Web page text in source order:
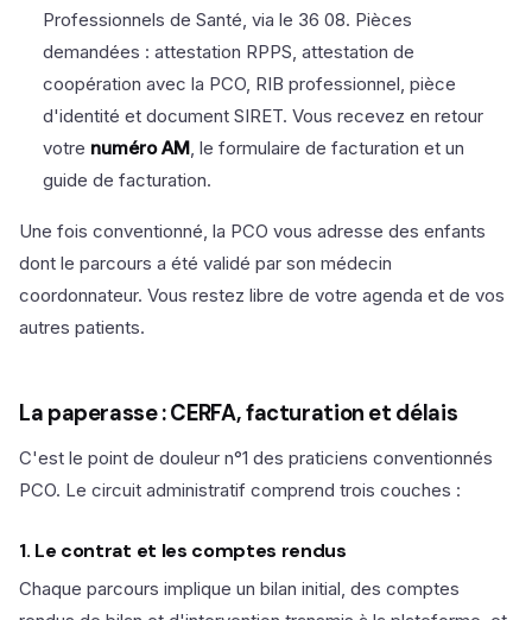
Professionnels de Santé, via le 36 08. Pièces
demandées : attestation RPPS, attestation de
coopération avec la PCO, RIB professionnel, pièce
d'identité et document SIRET. Vous recevez en retour
votre numéro AM, le formulaire de facturation et un
guide de facturation.
Une fois conventionné, la PCO vous adresse des enfants
dont le parcours a été validé par son médecin
coordonnateur. Vous restez libre de votre agenda et de vos
autres patients.
La paperasse : CERFA, facturation et délais
C'est le point de douleur n°1 des praticiens conventionnés
PCO. Le circuit administratif comprend trois couches :
1. Le contrat et les comptes rendus
Chaque parcours implique un bilan initial, des comptes